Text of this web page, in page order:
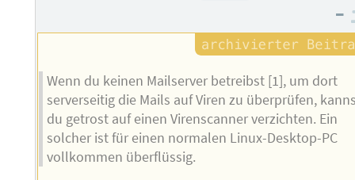
–
Wenn du keinen Mailserver betreibst [1], um dort
serverseitig die Mails auf Viren zu überprüfen,
du getrost auf einen Virenscanner verzichten. Ein
solcher ist für einen normalen Linux-Desktop-PC
vollkommen überflüssig.